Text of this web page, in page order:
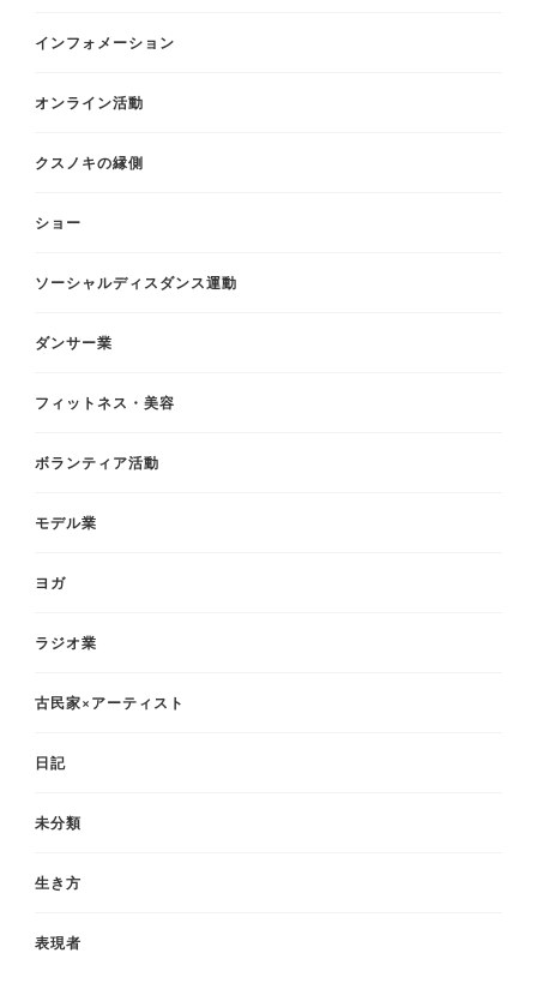
インフォメーション
オンライン活動
クスノキの縁側
ショー
ソーシャルディスダンス運動
ダンサー業
フィットネス・美容
ボランティア活動
モデル業
ヨガ
ラジオ業
古民家×アーティスト
日記
未分類
生き方
表現者